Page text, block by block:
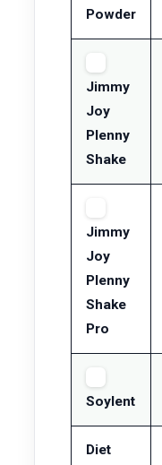
Powder
Jimmy
Joy
Plenny
Shake
Jimmy
Joy
Plenny
Shake
Pro
Soylent
Diet